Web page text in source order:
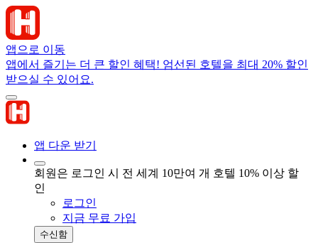
앱으로 이동
앱에서 즐기는 더 큰 할인 혜택! 엄선된 호텔을 최대 20% 할인
받으실 수 있어요.
앱 다운 받기
회원은 로그인 시 전 세계 10만여 개 호텔 10% 이상 할
인
로그인
지금 무료 가입
수신함